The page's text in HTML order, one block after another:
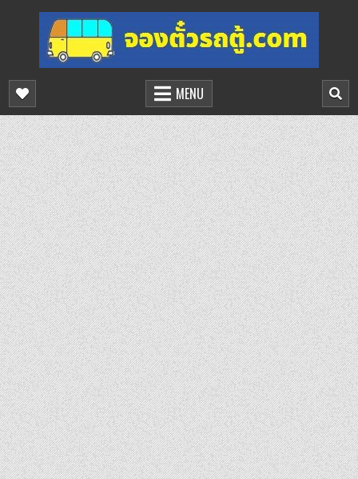
content
จองตั๋วรถตู้ออนไลน์
บริการจองตั๋วรถตู้ออนไลน์
MENU